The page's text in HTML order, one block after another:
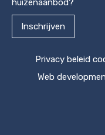
huizenaanbod?
Inschrijven
Privacy beleid
Web